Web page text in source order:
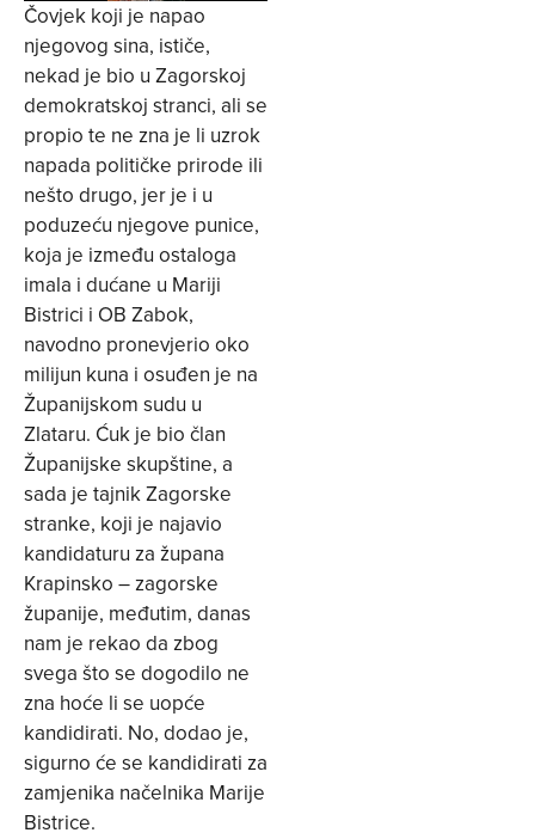
Čovjek koji je napao
njegovog sina, ističe,
nekad je bio u Zagorskoj
demokratskoj stranci, ali se
propio te ne zna je li uzrok
napada političke prirode ili
nešto drugo, jer je i u
poduzeću njegove punice,
koja je između ostaloga
imala i dućane u Mariji
Bistrici i OB Zabok,
navodno pronevjerio oko
milijun kuna i osuđen je na
Županijskom sudu u
Zlataru. Ćuk je bio član
Županijske skupštine, a
sada je tajnik Zagorske
stranke, koji je najavio
kandidaturu za župana
Krapinsko – zagorske
županije, međutim, danas
nam je rekao da zbog
svega što se dogodilo ne
zna hoće li se uopće
kandidirati. No, dodao je,
sigurno će se kandidirati za
zamjenika načelnika Marije
Bistrice.